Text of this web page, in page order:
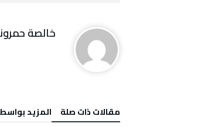
خالصة
‫مقالات ذات صلة‬ ‫‫المزيد